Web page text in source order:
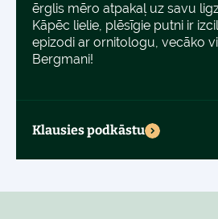
ērglis mēro atpakaļ uz savu
Kāpēc lielie, plēsīgie putni ir
epizodi ar ornitologu, vecāko
Bergmani!
Klausies podkāstu